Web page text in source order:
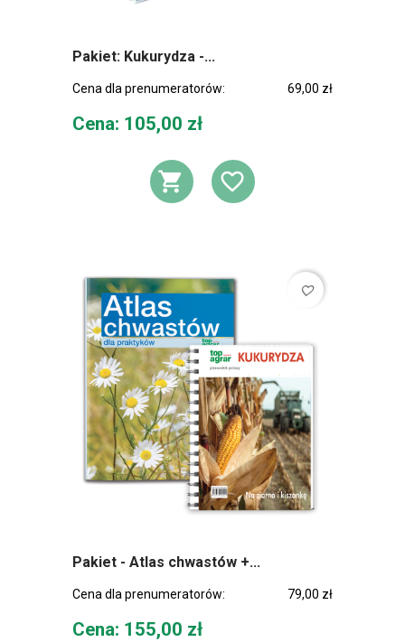
Pakiet: Kukurydza -...
Cena dla prenumeratorów: 69,00 zł
Cena
Cena: 105,00 zł
DODAJ DO
DODAJ DO
favorite_border
Pakiet - Atlas chwastów +...
Cena dla prenumeratorów: 79,00 zł
Cena
Cena: 155,00 zł